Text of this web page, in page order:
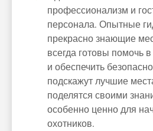
профессионализм и
персонала. Опытные
прекрасно знающие
всегда готовы помочь
и обеспечить
подскажут лучшие
поделятся своими
особенно ценно для
охотников.